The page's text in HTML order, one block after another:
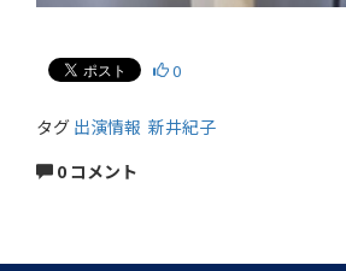
0
タグ 出演情報 新井紀子
0 コメント